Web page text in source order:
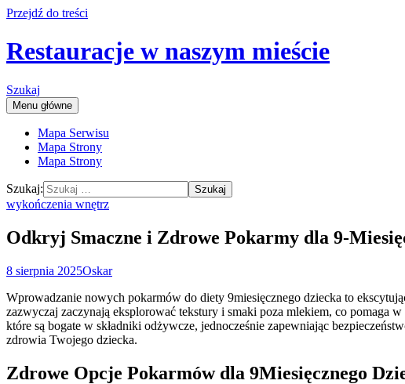
Przejdź do treści
Restauracje w naszym mieście
Szukaj
Menu główne
Mapa Serwisu
Mapa Strony
Mapa Strony
Szukaj:
wykończenia wnętrz
Odkryj Smaczne i Zdrowe Pokarmy dla 9-
8 sierpnia 2025Oskar
Wprowadzanie nowych pokarmów do diety 9miesięcznego dziecka to
zazwyczaj zaczynają eksplorować tekstury i smaki poza mlekiem, co pomaga
które są bogate w składniki odżywcze, jednocześnie zapewniając
zdrowia Twojego dziecka.
Zdrowe Opcje Pokarmów dla 9Miesięcznego